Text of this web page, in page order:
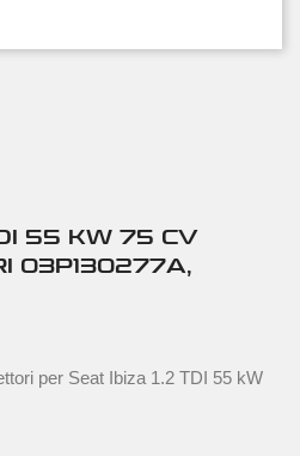
55 KW 75 CV
03P130277A,
per Seat Ibiza 1.2 TDI 55 kW